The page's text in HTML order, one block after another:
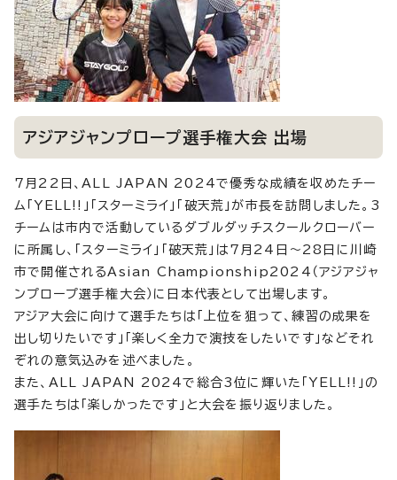
アジアジャンプロープ選手権大会 出場
7月22日、ALL JAPAN 2024で優秀な成績を収めたチー
ム「YELL!!」「スターミライ」「破天荒」が市長を訪問しました。3
チームは市内で活動しているダブルダッチスクールクローバー
に所属し、「スターミライ」「破天荒」は7月24日～28日に川崎
市で開催されるAsian Championship2024（アジアジャ
ンプロープ選手権大会）に日本代表として出場します。
アジア大会に向けて選手たちは「上位を狙って、練習の成果を
出し切りたいです」「楽しく全力で演技をしたいです」などそれ
ぞれの意気込みを述べました。
また、ALL JAPAN 2024で総合3位に輝いた「YELL!!」の
選手たちは「楽しかったです」と大会を振り返りました。